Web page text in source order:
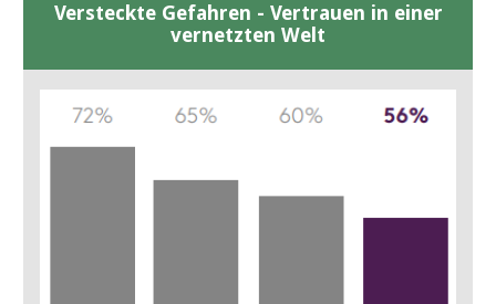
Versteckte Gefahren - Vertrauen in einer
vernetzten Welt